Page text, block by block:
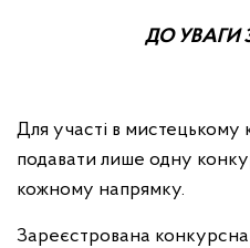
ДО УВАГИ
Для участі в мистецькому
подавати лише одну
кожному напрямку.
Зареєстрована